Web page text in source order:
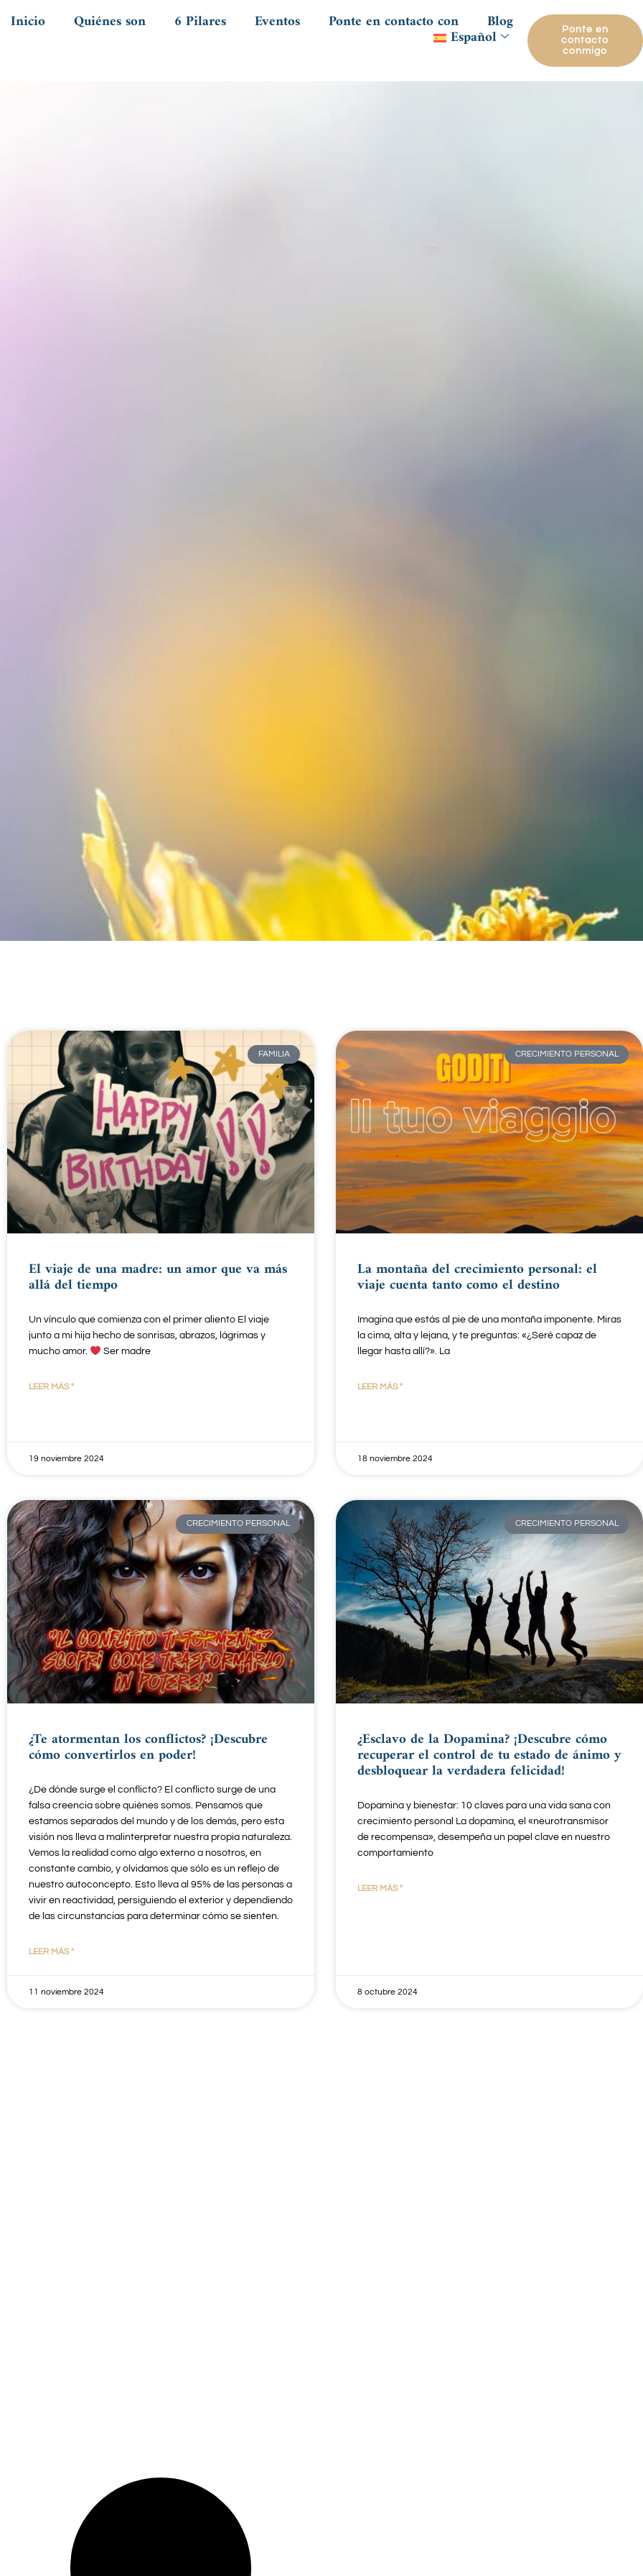
Inicio Quiénes son 6 Pilares Eventos Ponte en contacto con Blog
Español
Ponte en
contacto
conmigo
FAMILIA
El viaje de una madre: un amor que va más
allá del tiempo
Un vínculo que comienza con el primer aliento El viaje
junto a mi hija hecho de sonrisas, abrazos, lágrimas y
mucho amor.
Ser madre
LEER MÁS "
19 noviembre 2024
CRECIMIENTO PERSONAL
La montaña del crecimiento personal: el
viaje cuenta tanto como el destino
Imagina que estás al pie de una montaña imponente. Miras
la cima, alta y lejana, y te preguntas: «¿Seré capaz de
llegar hasta allí?». La
LEER MÁS "
18 noviembre 2024
CRECIMIENTO PERSONAL
¿Te atormentan los conflictos? ¡Descubre
cómo convertirlos en poder!
¿De dónde surge el conflicto? El conflicto surge de una
falsa creencia sobre quiénes somos. Pensamos que
estamos separados del mundo y de los demás, pero esta
visión nos lleva a malinterpretar nuestra propia naturaleza.
Vemos la realidad como algo externo a nosotros, en
constante cambio, y olvidamos que sólo es un reflejo de
nuestro autoconcepto. Esto lleva al 95% de las personas a
vivir en reactividad, persiguiendo el exterior y dependiendo
de las circunstancias para determinar cómo se sienten.
LEER MÁS "
11 noviembre 2024
CRECIMIENTO PERSONAL
¿Esclavo de la Dopamina? ¡Descubre cómo
recuperar el control de tu estado de ánimo y
desbloquear la verdadera felicidad!
Dopamina y bienestar: 10 claves para una vida sana con
crecimiento personal La dopamina, el «neurotransmisor
de recompensa», desempeña un papel clave en nuestro
comportamiento
LEER MÁS "
8 octubre 2024